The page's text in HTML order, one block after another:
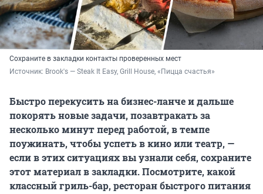
Сохраните в закладки контакты проверенных мест
Источник: Brook's — Steak It Easy, Grill House, «Пицца счастья»
Быстро перекусить на бизнес-ланче и дальше
покорять новые задачи, позавтракать за
несколько минут перед работой, в темпе
поужинать, чтобы успеть в кино или театр, —
если в этих ситуациях вы узнали себя, сохраните
этот материал в закладки. Посмотрите, какой
классный гриль-бар, ресторан быстрого питания